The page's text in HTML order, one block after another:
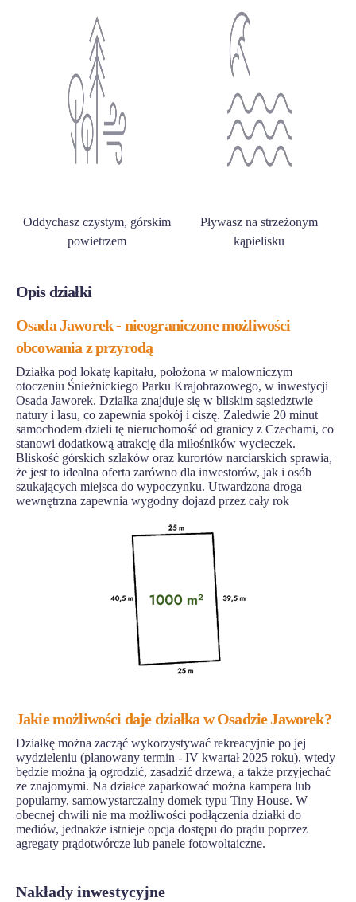
Oddychasz czystym, górskim
powietrzem
Pływasz na strzeżonym
kąpielisku
Opis działki
Osada Jaworek - nieograniczone możliwości
obcowania z przyrodą
Działka pod lokatę kapitału, położona w malowniczym
otoczeniu Śnieżnickiego Parku Krajobrazowego, w inwestycji
Osada Jaworek. Działka znajduje się w bliskim sąsiedztwie
natury i lasu, co zapewnia spokój i ciszę. Zaledwie 20 minut
samochodem dzieli tę nieruchomość od granicy z Czechami, co
stanowi dodatkową atrakcję dla miłośników wycieczek.
Bliskość górskich szlaków oraz kurortów narciarskich sprawia,
że jest to idealna oferta zarówno dla inwestorów, jak i osób
szukających miejsca do wypoczynku. Utwardzona droga
wewnętrzna zapewnia wygodny dojazd przez cały rok
Jakie możliwości daje działka w Osadzie Jaworek?
Działkę można zacząć wykorzystywać rekreacyjnie po jej
wydzieleniu (planowany termin - IV kwartał 2025 roku), wtedy
będzie można ją ogrodzić, zasadzić drzewa, a także przyjechać
ze znajomymi. Na działce zaparkować można kampera lub
popularny, samowystarczalny domek typu Tiny House. W
obecnej chwili nie ma możliwości podłączenia działki do
mediów, jednakże istnieje opcja dostępu do prądu poprzez
agregaty prądotwórcze lub panele fotowoltaiczne.
Nakłady inwestycyjne